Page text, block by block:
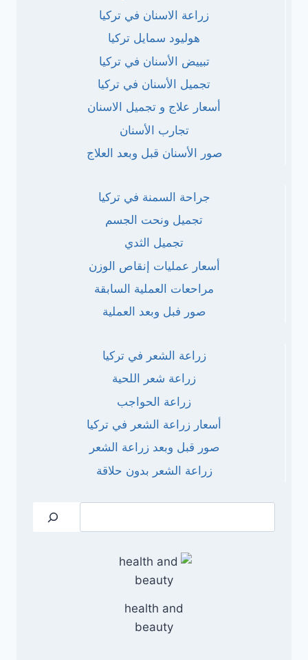
زراعة الاسنان في تركيا
هوليود سمايل تركيا
تبييض الأسنان في تركيا
تجميل الأسنان في تركيا
أسعار علاج و تجميل الاسنان
تجارب الأسنان
صور الأسنان قبل وبعد العلاج
جراحة السمنة في تركيا
تجميل ونحت الجسم
تجميل الثدي
أسعار عمليات إنقاص الوزن
مراحعات العملية السابقة
صور فبل وبعد العملية
زراعة الشعر في تركيا
زراعة شعر اللحية
زراعة الحواجب
أسعار زراعة الشعر في تركيا
صور قبل وبعد زراعة الشعر
زراعة الشعر بدون حلاقة
health and
beauty